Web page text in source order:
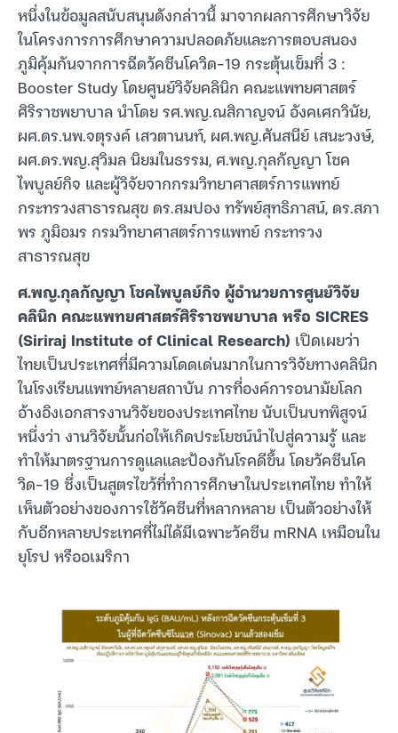
หนึ่งในข้อมูลสนับสนุนดังกล่าวนี้ มาจากผลการศึกษาวิจัย
ในโครงการการศึกษาความปลอดภัยและการตอบสนอง
ภูมิคุ้มกันจากการฉีดวัคซีนโควิด-19 กระตุ้นเข็มที่ 3 :
Booster Study โดยศูนย์วิจัยคลินิก คณะแพทยศาสตร์
ศิริราชพยาบาล นำโดย รศ.พญ.ณสิกาญจน์ อังคเศกวินัย,
ผศ.ดร.นพ.จตุรงค์ เสวตานนท์, ผศ.พญ.ศันสนีย์ เสนะวงษ์,
ผศ.ดร.พญ.สุวิมล นิยมในธรรม, ศ.พญ.กุลกัญญา โชค
ไพบูลย์กิจ และผู้วิจัยจากกรมวิทยาศาสตร์การแพทย์
กระทรวงสาธารณสุข ดร.สมปอง ทรัพย์สุทธิภาสน์, ดร.สภา
พร ภูมิอมร กรมวิทยาศาสตร์การแพทย์ กระทรวง
สาธารณสุข
ศ.พญ.กุลกัญญา โชคไพบูลย์กิจ ผู้อำนวยการศูนย์วิจัย
คลินิก คณะแพทยศาสตร์ศิริราชพยาบาล หรือ SICRES
(Siriraj Institute of Clinical Research) เปิดเผยว่า
ไทยเป็นประเทศที่มีความโดดเด่นมากในการวิจัยทางคลินิก
ในโรงเรียนแพทย์หลายสถาบัน การที่องค์การอนามัยโลก
อ้างอิงเอกสารงานวิจัยของประเทศไทย นับเป็นบทพิสูจน์
หนึ่งว่า งานวิจัยนั้นก่อให้เกิดประโยชน์นำไปสู่ความรู้ และ
ทำให้มาตรฐานการดูแลและป้องกันโรคดีขึ้น โดยวัคซีนโค
วิด-19 ซึ่งเป็นสูตรไขว้ที่ทำการศึกษาในประเทศไทย ทำให้
เห็นตัวอย่างของการใช้วัคซีนที่หลากหลาย เป็นตัวอย่างให้
กับอีกหลายประเทศที่ไม่ได้มีเฉพาะวัคซีน mRNA เหมือนใน
ยุโรป หรืออเมริกา